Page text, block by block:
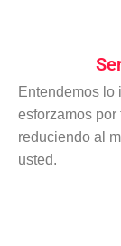
Entendemos lo
esforzamos por
reduciendo al
usted.